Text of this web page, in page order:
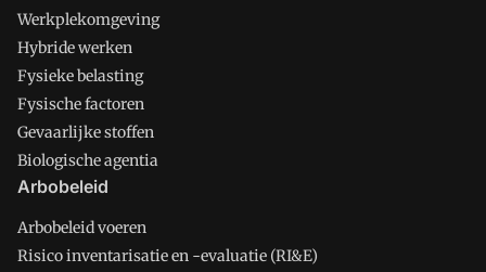
Werkplekomgeving
Hybride werken
Fysieke belasting
Fysische factoren
Gevaarlijke stoffen
Biologische agentia
Arbobeleid
Arbobeleid voeren
Risico inventarisatie en -evaluatie (RI&E)